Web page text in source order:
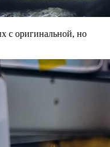
с оригинальной, но